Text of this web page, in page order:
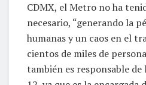
CDMX, el Metro no ha
necesario, “generando la
humanas y un caos en el
cientos de miles de
también es responsable